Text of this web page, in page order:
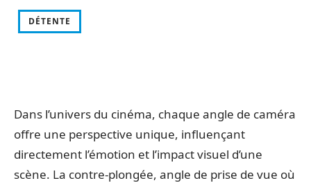
DÉTENTE
Dans l’univers du cinéma, chaque angle de caméra
offre une perspective unique, influençant
directement l’émotion et l’impact visuel d’une
scène. La contre-plongée, angle de prise de vue où